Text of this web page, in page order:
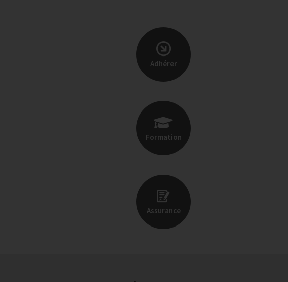
Adhérer
Formation
Assurance